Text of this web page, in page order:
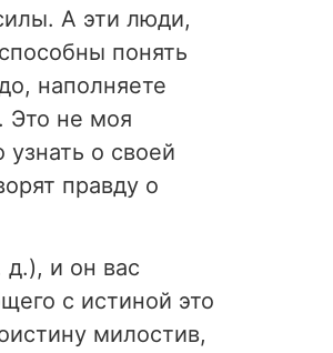
А эти люди,
понять
наполняете
Это не моя
о своей
правду о
д.), и он вас
с истиной это
милостив,